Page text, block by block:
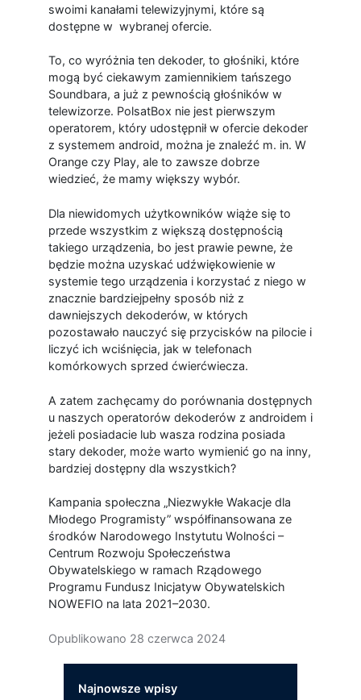
swoimi kanałami telewizyjnymi, które są
dostępne w wybranej ofercie.
To, co wyróżnia ten dekoder, to głośniki, które
mogą być ciekawym zamiennikiem tańszego
Soundbara, a już z pewnością głośników w
telewizorze. PolsatBox nie jest pierwszym
operatorem, który udostępnił w ofercie dekoder
z systemem android, można je znaleźć m. in. W
Orange czy Play, ale to zawsze dobrze
wiedzieć, że mamy większy wybór.
Dla niewidomych użytkowników wiąże się to
przede wszystkim z większą dostępnością
takiego urządzenia, bo jest prawie pewne, że
będzie można uzyskać udźwiękowienie w
systemie tego urządzenia i korzystać z niego w
znacznie bardziejpełny sposób niż z
dawniejszych dekoderów, w których
pozostawało nauczyć się przycisków na pilocie i
liczyć ich wciśnięcia, jak w telefonach
komórkowych sprzed ćwierćwiecza.
A zatem zachęcamy do porównania dostępnych
u naszych operatorów dekoderów z androidem i
jeżeli posiadacie lub wasza rodzina posiada
stary dekoder, może warto wymienić go na inny,
bardziej dostępny dla wszystkich?
Kampania społeczna „Niezwykłe Wakacje dla
Młodego Programisty” współfinansowana ze
środków Narodowego Instytutu Wolności –
Centrum Rozwoju Społeczeństwa
Obywatelskiego w ramach Rządowego
Programu Fundusz Inicjatyw Obywatelskich
NOWEFIO na lata 2021–2030.
Opublikowano 28 czerwca 2024
Najnowsze wpisy